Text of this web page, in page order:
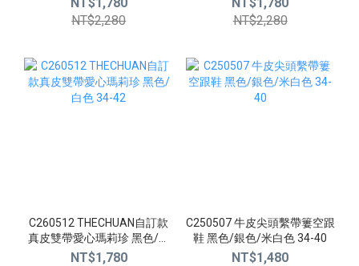
NT$1,780
NT$2,280
NT$1,780
NT$2,280
C260512 THECHUAN自訂款
真皮雙帶愛心瑪莉珍 黑色/白
色 34-42
NT$1,780
C250507 牛皮尖頭繫帶簍空跟
鞋 黑色/銀色/米白色 34-40
NT$1,480